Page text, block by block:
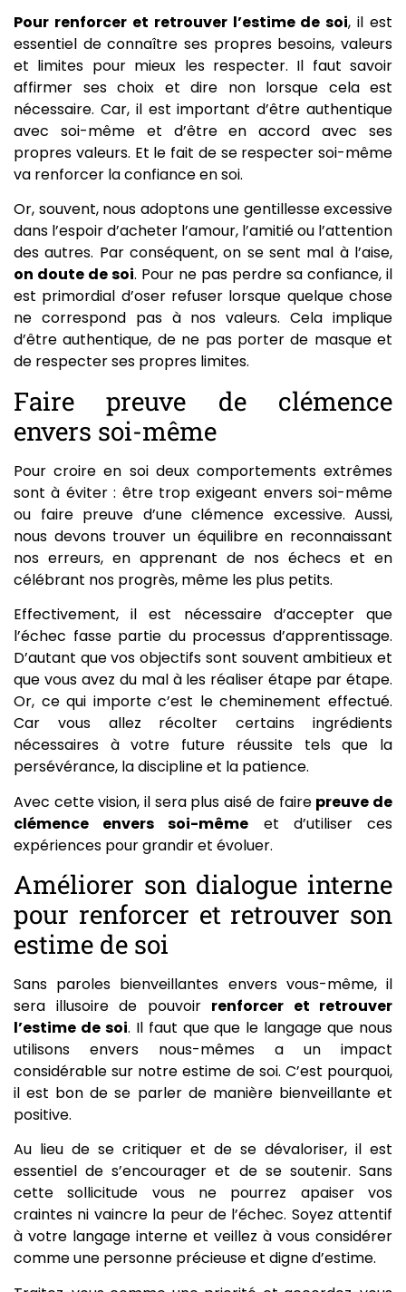
Pour renforcer et retrouver l’estime de soi, il est
essentiel de connaître ses propres besoins, valeurs
et limites pour mieux les respecter. Il faut savoir
affirmer ses choix et dire non lorsque cela est
nécessaire. Car, il est important d’être authentique
avec soi-même et d’être en accord avec ses
propres valeurs. Et le fait de se respecter soi-même
va renforcer la confiance en soi.
Or, souvent, nous adoptons une gentillesse excessive
dans l’espoir d’acheter l’amour, l’amitié ou l’attention
des autres. Par conséquent, on se sent mal à l’aise,
on doute de soi. Pour ne pas perdre sa confiance, il
est primordial d’oser refuser lorsque quelque chose
ne correspond pas à nos valeurs. Cela implique
d’être authentique, de ne pas porter de masque et
de respecter ses propres limites.
Faire preuve de clémence
envers soi-même
Pour croire en soi deux comportements extrêmes
sont à éviter : être trop exigeant envers soi-même
ou faire preuve d’une clémence excessive. Aussi,
nous devons trouver un équilibre en reconnaissant
nos erreurs, en apprenant de nos échecs et en
célébrant nos progrès, même les plus petits.
Effectivement, il est nécessaire d’accepter que
l’échec fasse partie du processus d’apprentissage.
D’autant que vos objectifs sont souvent ambitieux et
que vous avez du mal à les réaliser étape par étape.
Or, ce qui importe c’est le cheminement effectué.
Car vous allez récolter certains ingrédients
nécessaires à votre future réussite tels que la
persévérance, la discipline et la patience.
Avec cette vision, il sera plus aisé de faire preuve de
clémence envers soi-même et d’utiliser ces
expériences pour grandir et évoluer.
Améliorer son dialogue interne
pour renforcer et retrouver son
estime de soi
Sans paroles bienveillantes envers vous-même, il
sera illusoire de pouvoir renforcer et retrouver
l’estime de soi. Il faut que que le langage que nous
utilisons envers nous-mêmes a un impact
considérable sur notre estime de soi. C’est pourquoi,
il est bon de se parler de manière bienveillante et
positive.
Au lieu de se critiquer et de se dévaloriser, il est
essentiel de s’encourager et de se soutenir. Sans
cette sollicitude vous ne pourrez apaiser vos
craintes ni vaincre la peur de l’échec. Soyez attentif
à votre langage interne et veillez à vous considérer
comme une personne précieuse et digne d’estime.